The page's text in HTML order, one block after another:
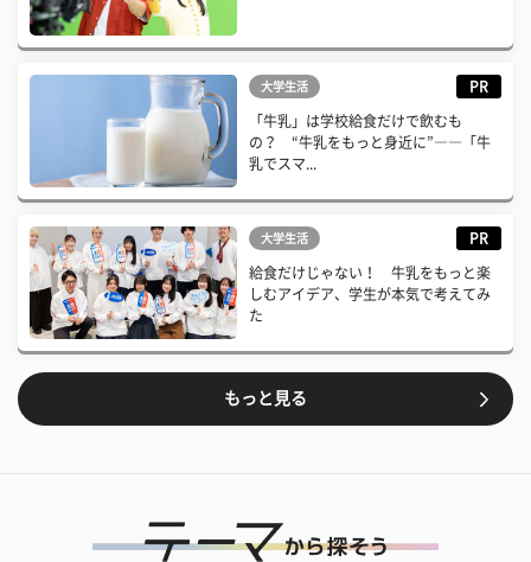
大学生活 PR
「牛乳」は学校給食だけで飲むも
の？ “牛乳をもっと身近に”――「牛
乳でスマ...
大学生活 PR
給食だけじゃない！ 牛乳をもっと楽
しむアイデア、学生が本気で考えてみ
た
もっと見る